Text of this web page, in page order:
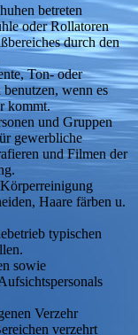
betreten
oder Rollatoren
durch den
Ton- oder
wenn es
kommt.
und Gruppen
gewerbliche
und Filmen der
Haare färben u.
typischen
sowie
Verzehr
verzehrt